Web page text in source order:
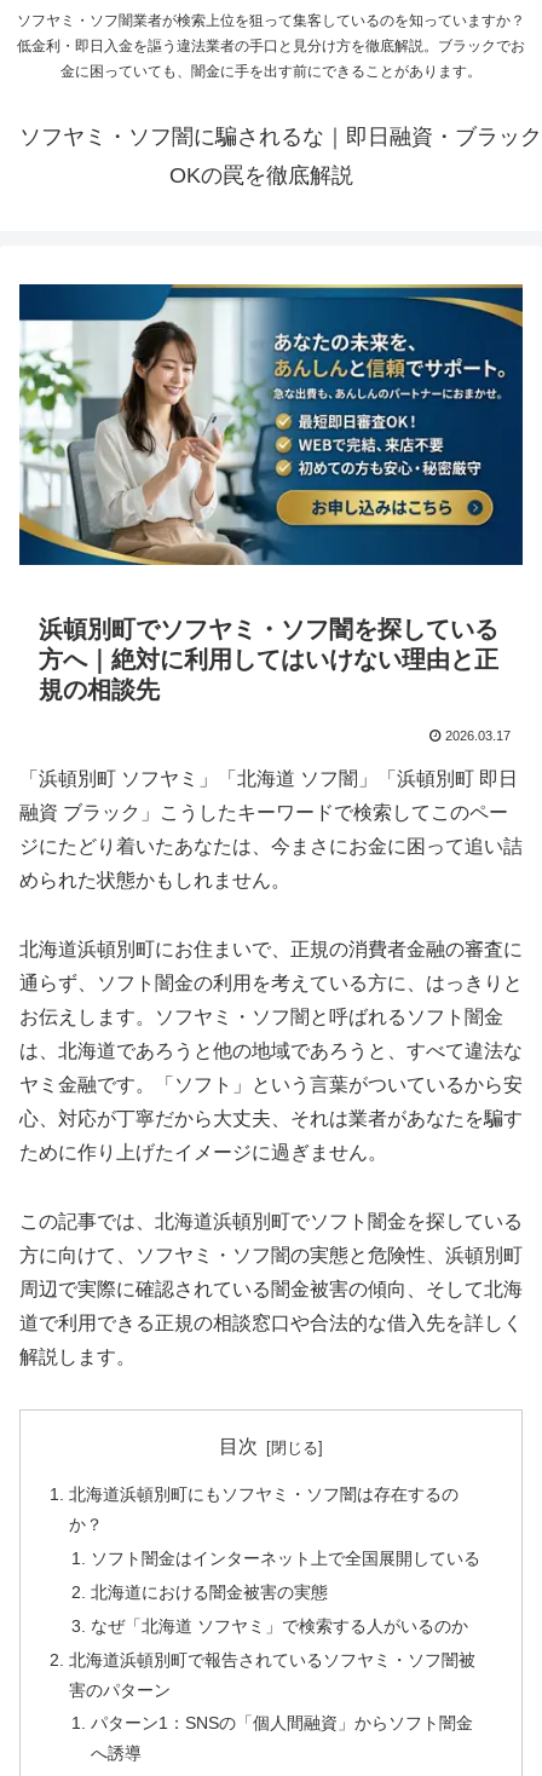
ソフヤミ・ソフ闇業者が検索上位を狙って集客しているのを知っていますか？
低金利・即日入金を謳う違法業者の手口と見分け方を徹底解説。ブラックでお
金に困っていても、闇金に手を出す前にできることがあります。
ソフヤミ・ソフ闇に騙されるな｜即日融資・ブラック
OKの罠を徹底解説
浜頓別町でソフヤミ・ソフ闇を探している
方へ｜絶対に利用してはいけない理由と正
規の相談先
2026.03.17
「浜頓別町 ソフヤミ」「北海道 ソフ闇」「浜頓別町 即日
融資 ブラック」こうしたキーワードで検索してこのペー
ジにたどり着いたあなたは、今まさにお金に困って追い詰
められた状態かもしれません。
北海道浜頓別町にお住まいで、正規の消費者金融の審査に
通らず、ソフト闇金の利用を考えている方に、はっきりと
お伝えします。ソフヤミ・ソフ闇と呼ばれるソフト闇金
は、北海道であろうと他の地域であろうと、すべて違法な
ヤミ金融です。「ソフト」という言葉がついているから安
心、対応が丁寧だから大丈夫、それは業者があなたを騙す
ために作り上げたイメージに過ぎません。
この記事では、北海道浜頓別町でソフト闇金を探している
方に向けて、ソフヤミ・ソフ闇の実態と危険性、浜頓別町
周辺で実際に確認されている闇金被害の傾向、そして北海
道で利用できる正規の相談窓口や合法的な借入先を詳しく
解説します。
目次
北海道浜頓別町にもソフヤミ・ソフ闇は存在するの
か？
ソフト闇金はインターネット上で全国展開している
北海道における闇金被害の実態
なぜ「北海道 ソフヤミ」で検索する人がいるのか
北海道浜頓別町で報告されているソフヤミ・ソフ闇被
害のパターン
パターン1：SNSの「個人間融資」からソフト闇金
へ誘導